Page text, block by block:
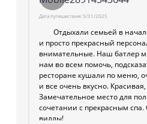
Дата путешествия:5/31/2025
Отдыхали семьей в
и просто прекрасный
внимательные. Наш батлер
нам во всем помочь,
ресторане кушали по меню,
и все очень вкусно.
Замечательное место для
сочетании с прекрасным
виллы!